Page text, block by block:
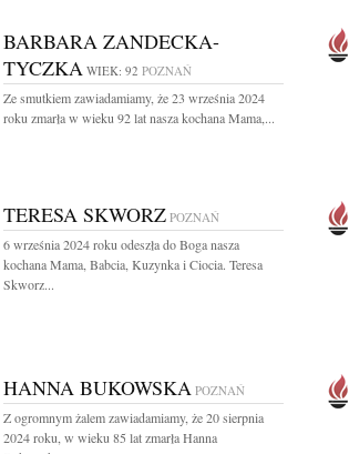
BARBARA ZANDECKA-
TYCZKA WIEK: 92 POZNAŃ
Ze smutkiem zawiadamiamy, że 23 września 2024
roku zmarła w wieku 92 lat nasza kochana Mama,...
TERESA SKWORZ POZNAŃ
6 września 2024 roku odeszła do Boga nasza
kochana Mama, Babcia, Kuzynka i Ciocia. Teresa
Skworz...
HANNA BUKOWSKA POZNAŃ
Z ogromnym żalem zawiadamiamy, że 20 sierpnia
2024 roku, w wieku 85 lat zmarła Hanna